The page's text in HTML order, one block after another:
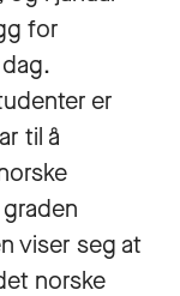
for
er
til å
viser seg at
norske